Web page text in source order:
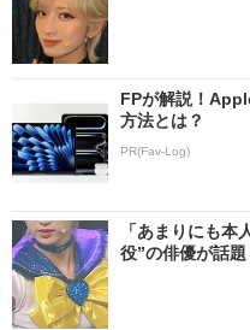
FPが解説！
方法とは？
PR(Fav-Log)
「あまりにも本
役”の俳優が話